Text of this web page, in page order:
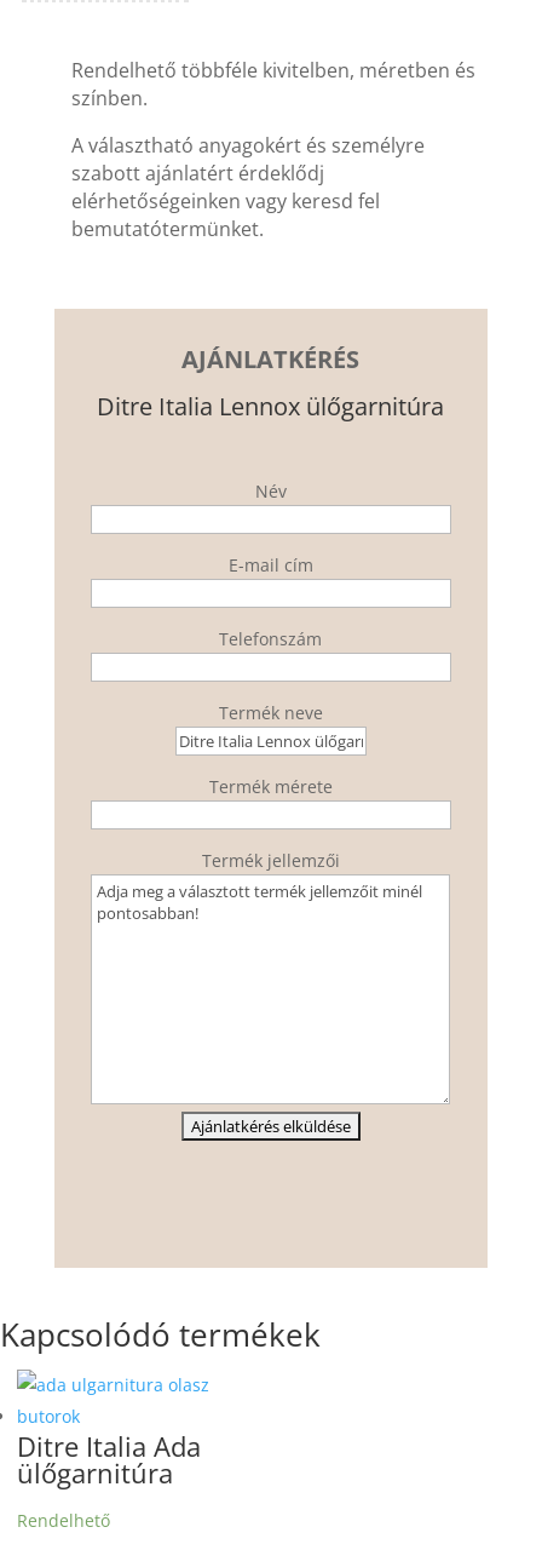
Rendelhető többféle kivitelben, méretben és
színben.
A választható anyagokért és személyre
szabott ajánlatért érdeklődj
elérhetőségeinken vagy keresd fel
bemutatótermünket.
AJÁNLATKÉRÉS
Ditre Italia Lennox ülőgarnitúra
Név
E-mail cím
Telefonszám
Termék neve
Termék mérete
Termék jellemzői
Kapcsolódó termékek
Ditre Italia Ada
ülőgarnitúra
Rendelhető